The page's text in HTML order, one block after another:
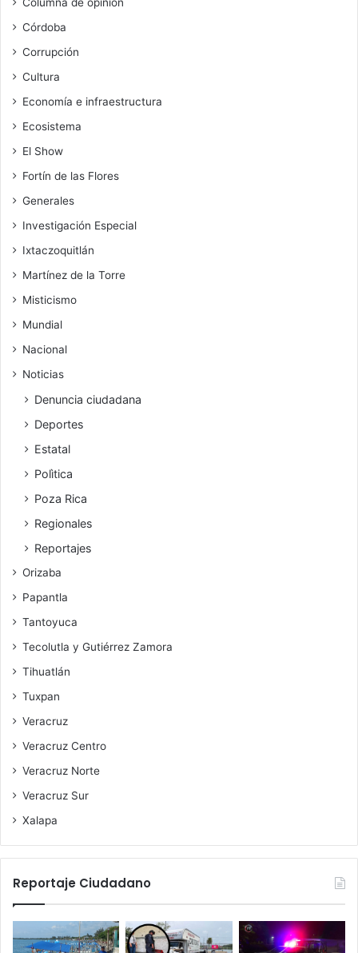
Columna de opinión
Córdoba
Corrupción
Cultura
Economía e infraestructura
Ecosistema
El Show
Fortín de las Flores
Generales
Investigación Especial
Ixtaczoquitlán
Martínez de la Torre
Misticismo
Mundial
Nacional
Noticias
Denuncia ciudadana
Deportes
Estatal
Polìtica
Poza Rica
Regionales
Reportajes
Orizaba
Papantla
Tantoyuca
Tecolutla y Gutiérrez Zamora
Tihuatlán
Tuxpan
Veracruz
Veracruz Centro
Veracruz Norte
Veracruz Sur
Xalapa
Reportaje Ciudadano